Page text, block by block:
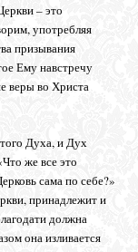
– это
употребляя
призывания
Ему навстречу
веры во Христа
Духа, и Дух
же все это
сама по себе?»
принадлежит и
должна
она изливается